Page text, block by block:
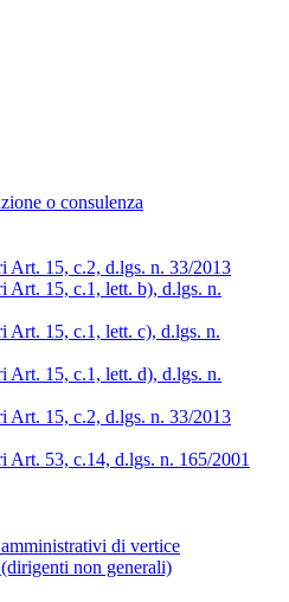
o consulenza
Art. 15, c.2, d.lgs. n. 33/2013
Art. 15, c.1, lett. b), d.lgs. n.
Art. 15, c.1, lett. c), d.lgs. n.
Art. 15, c.1, lett. d), d.lgs. n.
Art. 15, c.2, d.lgs. n. 33/2013
Art. 53, c.14, d.lgs. n. 165/2001
di vertice
non generali)